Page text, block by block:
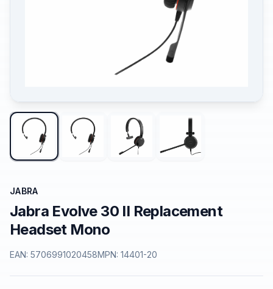
JABRA
Jabra Evolve 30 II Replacement
Headset Mono
EAN: 5706991020458MPN: 14401-20